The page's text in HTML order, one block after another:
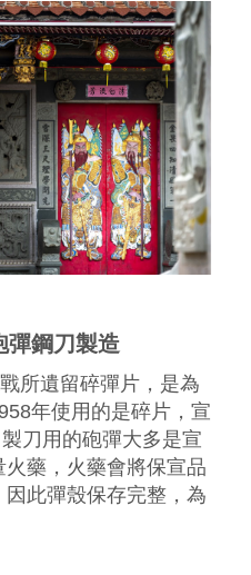
彈鋼刀製造
所遺留碎彈片，是為
年使用的是碎片，宣
刀用的砲彈大多是宣
藥，火藥會將保宣品
此彈殼保存完整，為